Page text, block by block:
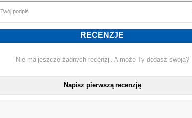
Twój podpis
RECENZJE
Nie ma jeszcze żadnych recenzji. A może Ty dodasz swoją?
Napisz pierwszą recenzję